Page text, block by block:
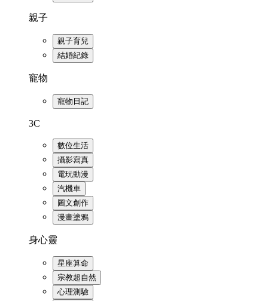
親子
親子育兒
結婚紀錄
寵物
寵物日記
3C
數位生活
攝影寫真
電玩動漫
汽機車
圖文創作
漫畫塗鴉
身心靈
星座算命
宗教超自然
心理測驗